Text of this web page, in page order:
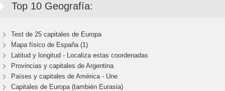
Top 10 Geografía:
Test de 25 capitales de Europa
Mapa físico de España (1)
Latitud y longitud - Localiza estas coordenadas
Provincias y capitales de Argentina
Países y capitales de América - Une
Capitales de Europa (también Eurasia)